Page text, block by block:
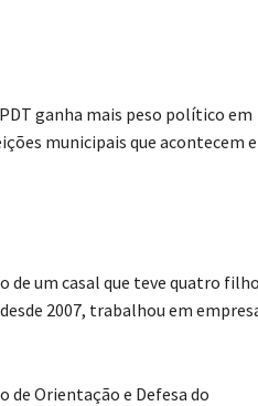
ganha mais peso político em
municipais que acontecem
de um casal que teve quatro
2007, trabalhou em
de Orientação e Defesa do